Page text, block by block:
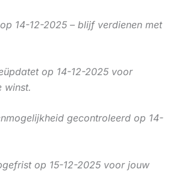
14-12-2025 – blijf verdienen met
op 14-12-2025 voor
winst.
gecontroleerd op 14-
op 15-12-2025 voor jouw